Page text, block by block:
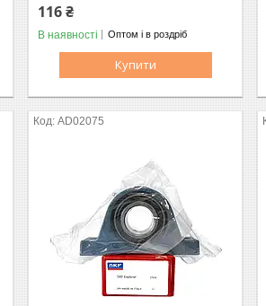
116 ₴
В наявності Оптом і в роздріб
Купити
AD02075